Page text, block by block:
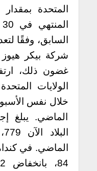
السابق، وفقًا
شركة بيكر
غضون ذلك،
الماضي. يبلغ
الماضي. في